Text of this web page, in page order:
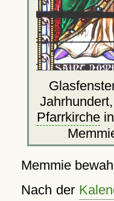
Pfarrkirche
Memmie
Nach der